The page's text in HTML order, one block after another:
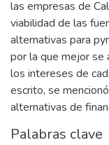
las empresas de
viabilidad de las
alternativas para
por la que mejor se
los intereses de
escrito, se
alternativas de
Palabras clave